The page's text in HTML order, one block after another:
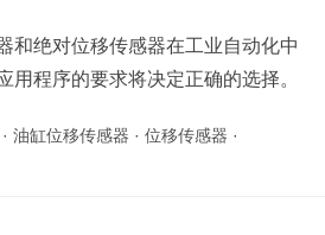
绝对位移传感器在工业自动化中
用程序的要求将决定正确的选择。
· 油缸位移传感器 · 位移传感器 ·